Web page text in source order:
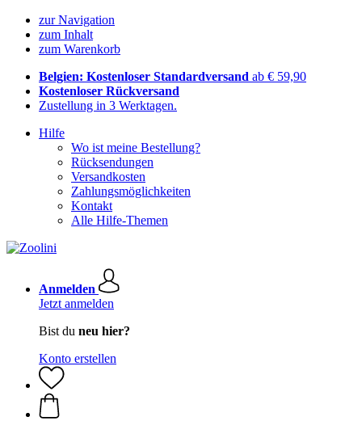
zur Navigation
zum Inhalt
zum Warenkorb
Belgien: Kostenloser Standardversand ab € 59,90
Kostenloser Rückversand
Zustellung in 3 Werktagen.
Hilfe
Wo ist meine Bestellung?
Rücksendungen
Versandkosten
Zahlungsmöglichkeiten
Kontakt
Alle Hilfe-Themen
Anmelden
Jetzt anmelden
Bist du neu hier?
Konto erstellen